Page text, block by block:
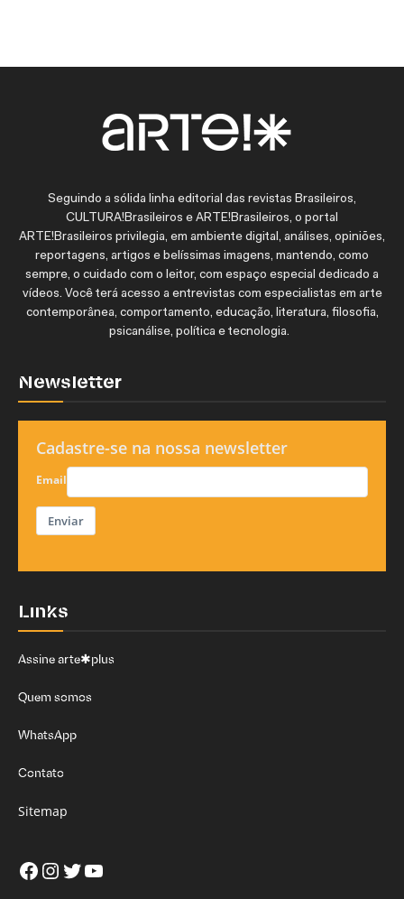
Seguindo a sólida linha editorial das revistas Brasileiros,
CULTURA!Brasileiros e ARTE!Brasileiros, o portal
ARTE!Brasileiros privilegia, em ambiente digital, análises, opiniões,
reportagens, artigos e belíssimas imagens, mantendo, como
sempre, o cuidado com o leitor, com espaço especial dedicado a
vídeos. Você terá acesso a entrevistas com especialistas em arte
contemporânea, comportamento, educação, literatura, filosofia,
psicanálise, política e tecnologia.
Newsletter
Cadastre-se na nossa newsletter
Email
Enviar
Links
Assine arte✱plus
Quem somos
WhatsApp
Contato
Sitemap
Facebook
Instagram
Twitter
Youtube